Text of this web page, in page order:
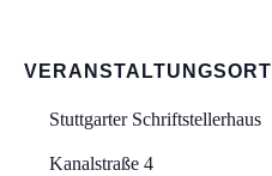
VERANSTALTUNGSORT
Stuttgarter Schriftstellerhaus
Kanalstraße 4